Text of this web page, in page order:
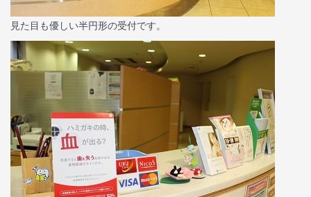
見た目も優しい半円形の受付です。